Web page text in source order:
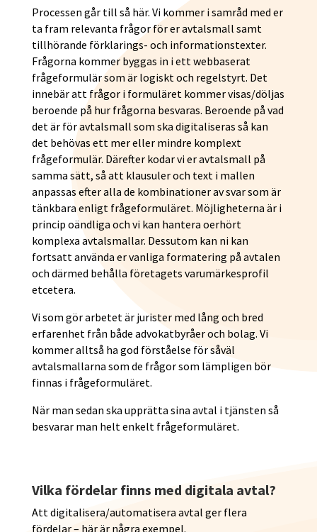
Processen går till så här. Vi kommer i samråd med er
ta fram relevanta frågor för er avtalsmall samt
tillhörande förklarings- och informationstexter.
Frågorna kommer byggas in i ett webbaserat
frågeformulär som är logiskt och regelstyrt. Det
innebär att frågor i formuläret kommer visas/döljas
beroende på hur frågorna besvaras. Beroende på vad
det är för avtalsmall som ska digitaliseras så kan
det behövas ett mer eller mindre komplext
frågeformulär. Därefter kodar vi er avtalsmall på
samma sätt, så att klausuler och text i mallen
anpassas efter alla de kombinationer av svar som är
tänkbara enligt frågeformuläret. Möjligheterna är i
princip oändliga och vi kan hantera oerhört
komplexa avtalsmallar. Dessutom kan ni kan
fortsatt använda er vanliga formatering på avtalen
och därmed behålla företagets varumärkesprofil
etcetera.
Vi som gör arbetet är jurister med lång och bred
erfarenhet från både advokatbyråer och bolag. Vi
kommer alltså ha god förståelse för såväl
avtalsmallarna som de frågor som lämpligen bör
finnas i frågeformuläret.
När man sedan ska upprätta sina avtal i tjänsten så
besvarar man helt enkelt frågeformuläret.
Vilka fördelar finns med digitala avtal?
Att digitalisera/automatisera avtal ger flera
fördelar – här är några exempel.